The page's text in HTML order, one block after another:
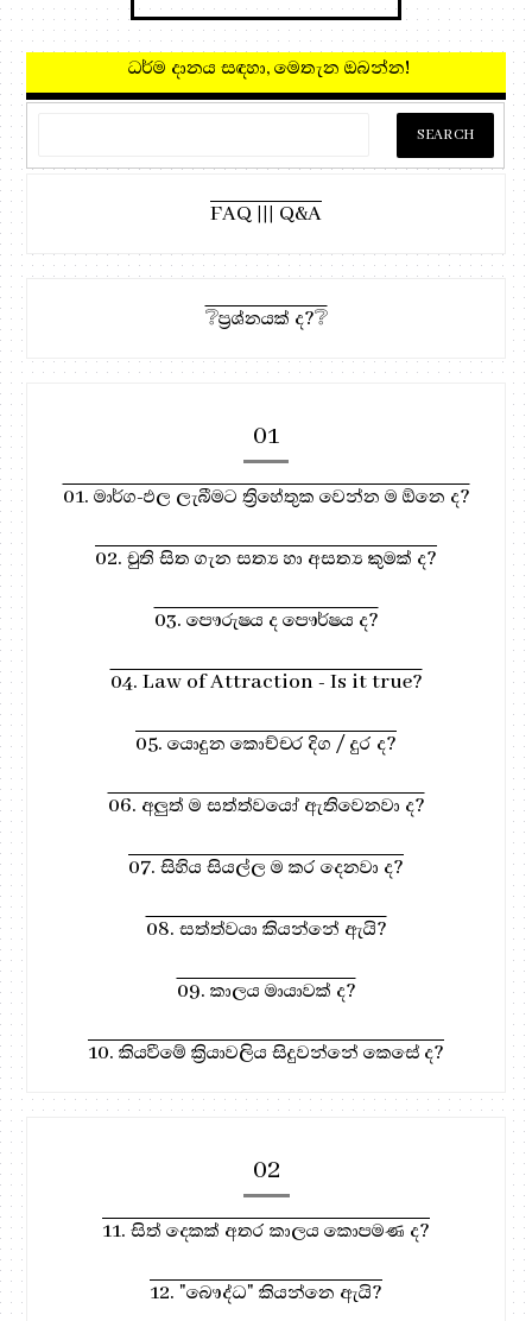
ධර්ම දානය සඳහා, මෙතැන ඔබන්න!
FAQ ||| Q&A
❔ප්‍රශ්නයක් ද?❔
01
01. මාර්ග-ඵල ලැබීමට ත්‍රිහේතුක වෙන්න ම ඕනෙ ද?
02. චුති සිත ගැන සත්‍ය හා අසත්‍ය කුමක් ද?
03. පෞරුෂය ද පෞර්ෂය ද?
04. Law of Attraction - Is it true?
05. යොදුන කොච්චර දිග / දුර ද?
06. අලුත් ම සත්ත්වයෝ ඇතිවෙනවා ද?
07. සිහිය සියල්ල ම කර දෙනවා ද?
08. සත්ත්වයා කියන්නේ ඇයි?
09. කාලය මායාවක් ද?
10. කියවීමේ ක්‍රියාවලිය සිදුවන්නේ කෙසේ ද?
02
11. සිත් දෙකක් අතර කාලය කොපමණ ද?
12. "බෞද්ධ" කියන්නෙ ඇයි?